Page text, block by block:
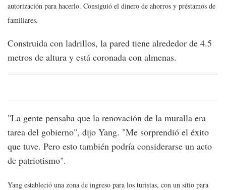
autorización para hacerlo. Consiguió el dinero de ahorros y préstamos de
familiares.
Construida con ladrillos, la pared tiene alrededor de 4.5
metros de altura y está coronada con almenas.
"La gente pensaba que la renovación de la muralla era
tarea del gobierno", dijo Yang. "Me sorprendió el éxito
que tuve. Pero esto también podría considerarse un acto
de patriotismo".
Yang estableció una zona de ingreso para los turistas, con un sitio para